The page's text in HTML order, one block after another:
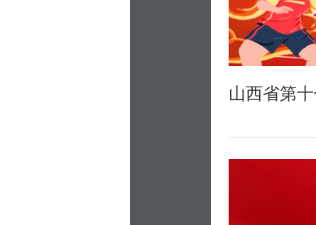
山西省第